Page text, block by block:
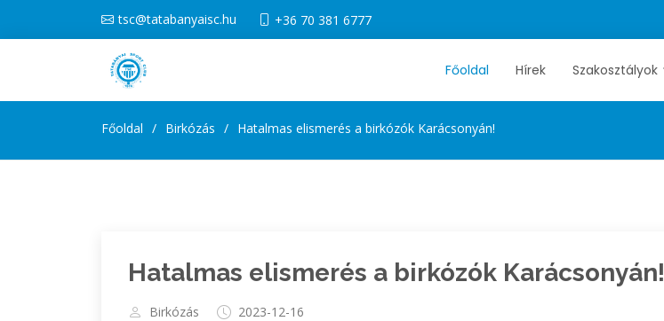
tsc@tatabanyaisc.hu +36 70 381 6777
Főoldal Hírek Szakosztályok
Főoldal Birkózás Hatalmas elismerés a birkózók Karácsonyán!
Hatalmas elismerés a birkózók Karácsonyán!
Birkózás 2023-12-16